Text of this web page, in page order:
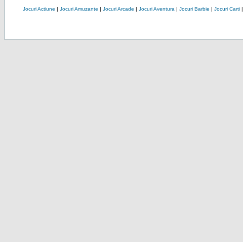
Jocuri Actiune | Jocuri Amuzante | Jocuri Arcade | Jocuri Aventura | Jocuri Barbie | Jocuri Carti|